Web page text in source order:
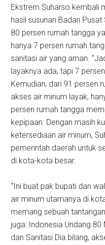
Ekstrem Suharso kembali
hasil susunan Badan
80 persen rumah tangga
hanya 7 persen rumah
sanitasi air yang aman.
layaknya ada, tapi 7
Kemudian, dari 91 persen
akses air minum layak,
persen rumah tangga
kepipaan. Dengan masih
ketersediaan air minum,
pemerintah daerah untuk
di kota-kota besar.
“Ini buat pak bupati dan
air minum utamanya di
memang sebuah
juga: Indonesia Undang 80
dan Sanitasi Dia bilang,